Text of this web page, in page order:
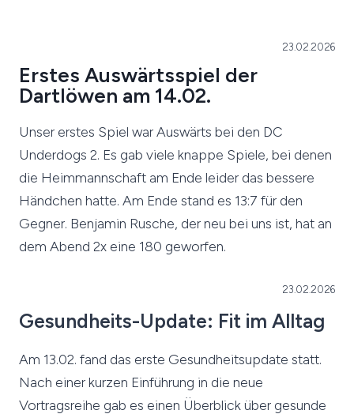
23.02.2026
Erstes Auswärtsspiel der
Dartlöwen am 14.02.
Unser erstes Spiel war Auswärts bei den DC
Underdogs 2. Es gab viele knappe Spiele, bei denen
die Heimmannschaft am Ende leider das bessere
Händchen hatte. Am Ende stand es 13:7 für den
Gegner. Benjamin Rusche, der neu bei uns ist, hat an
dem Abend 2x eine 180 geworfen.
23.02.2026
Gesundheits-Update: Fit im Alltag
Am 13.02. fand das erste Gesundheitsupdate statt.
Nach einer kurzen Einführung in die neue
Vortragsreihe gab es einen Überblick über gesunde